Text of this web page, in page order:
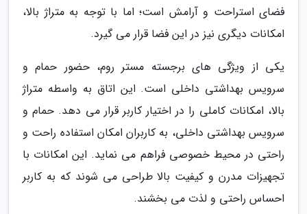
فضای استراحت و آرامش است؛ اما با توجه به متراژ بالا،
امکانات دیگری نیز در این فضا قرار می گیرد.
یکی از ویژگی های برجسته مستر روم، حضور حمام و
سرویس بهداشتی داخلی است. این اتاق به واسطه متراژ
بالا، امکانات کاملی را در اختیار کاربر قرار می دهد. حمام و
سرویس بهداشتی داخلی، به کاربران امکان استفاده راحت و
راحتی در محیط خصوصی فراهم می نماید. این امکانات با
تجهیزات مدرن و کیفیت بالا طراحی می شوند که به کاربر
احساس راحتی و لذت می بخشند.